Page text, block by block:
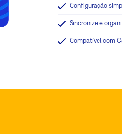
Configuração
Sincronize e
Compatível com